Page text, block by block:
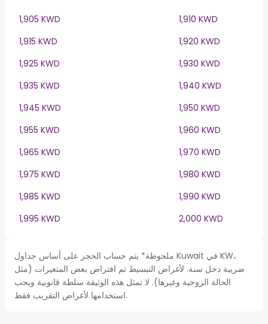
1,905 KWD
1,910 KWD
1,915 KWD
1,920 KWD
1,925 KWD
1,930 KWD
1,935 KWD
1,940 KWD
1,945 KWD
1,950 KWD
1,955 KWD
1,960 KWD
1,965 KWD
1,970 KWD
1,975 KWD
1,980 KWD
1,985 KWD
1,990 KWD
1,995 KWD
2,000 KWD
ملحوظة* يتم حساب الحجز على أساس جداول Kuwait في KW،
ضريبة دخل سنة. لأغراض التبسيط تم افتراض بعض المتغيرات (مثل
الحالة الزوجية وغيرها). لا تمثل هذه الوثيقة سلطة قانونية ويجب
استخدامها لأغراض التقريب فقط.